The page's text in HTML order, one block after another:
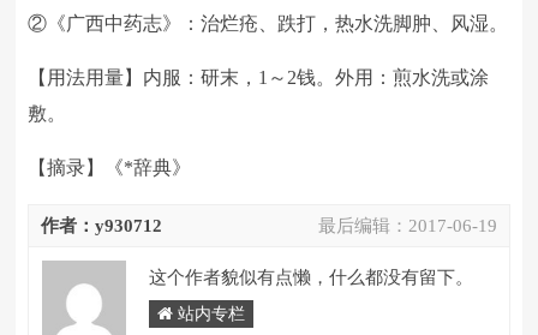
②《广西中药志》：治烂疮、跌打，热水洗脚肿、风湿。
【用法用量】内服：研末，1～2钱。外用：煎水洗或涂
敷。
【摘录】《*辞典》
最后编辑： 2017-06-19
作者：y930712
这个作者貌似有点懒，什么都没有留下。
站内专栏